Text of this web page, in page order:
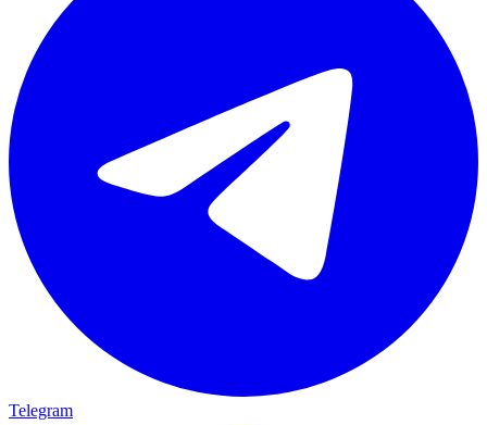
Telegram